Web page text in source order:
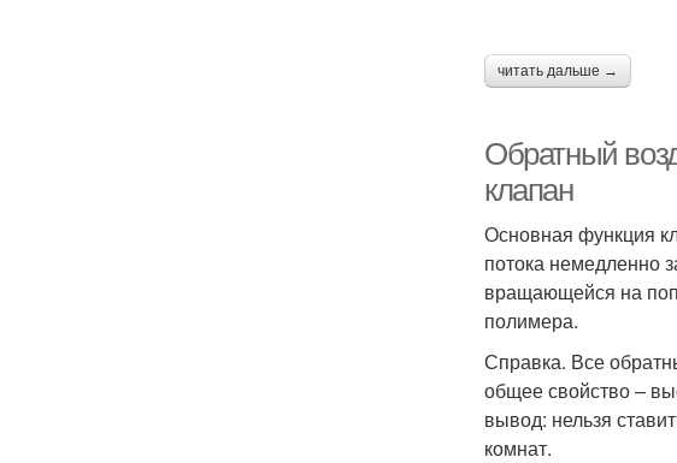
читать дальше →
Обратный
клапан
Основная функция
потока немедленно
вращающейся на
полимера.
Справка. Все
общее свойство –
вывод: нельзя
комнат.